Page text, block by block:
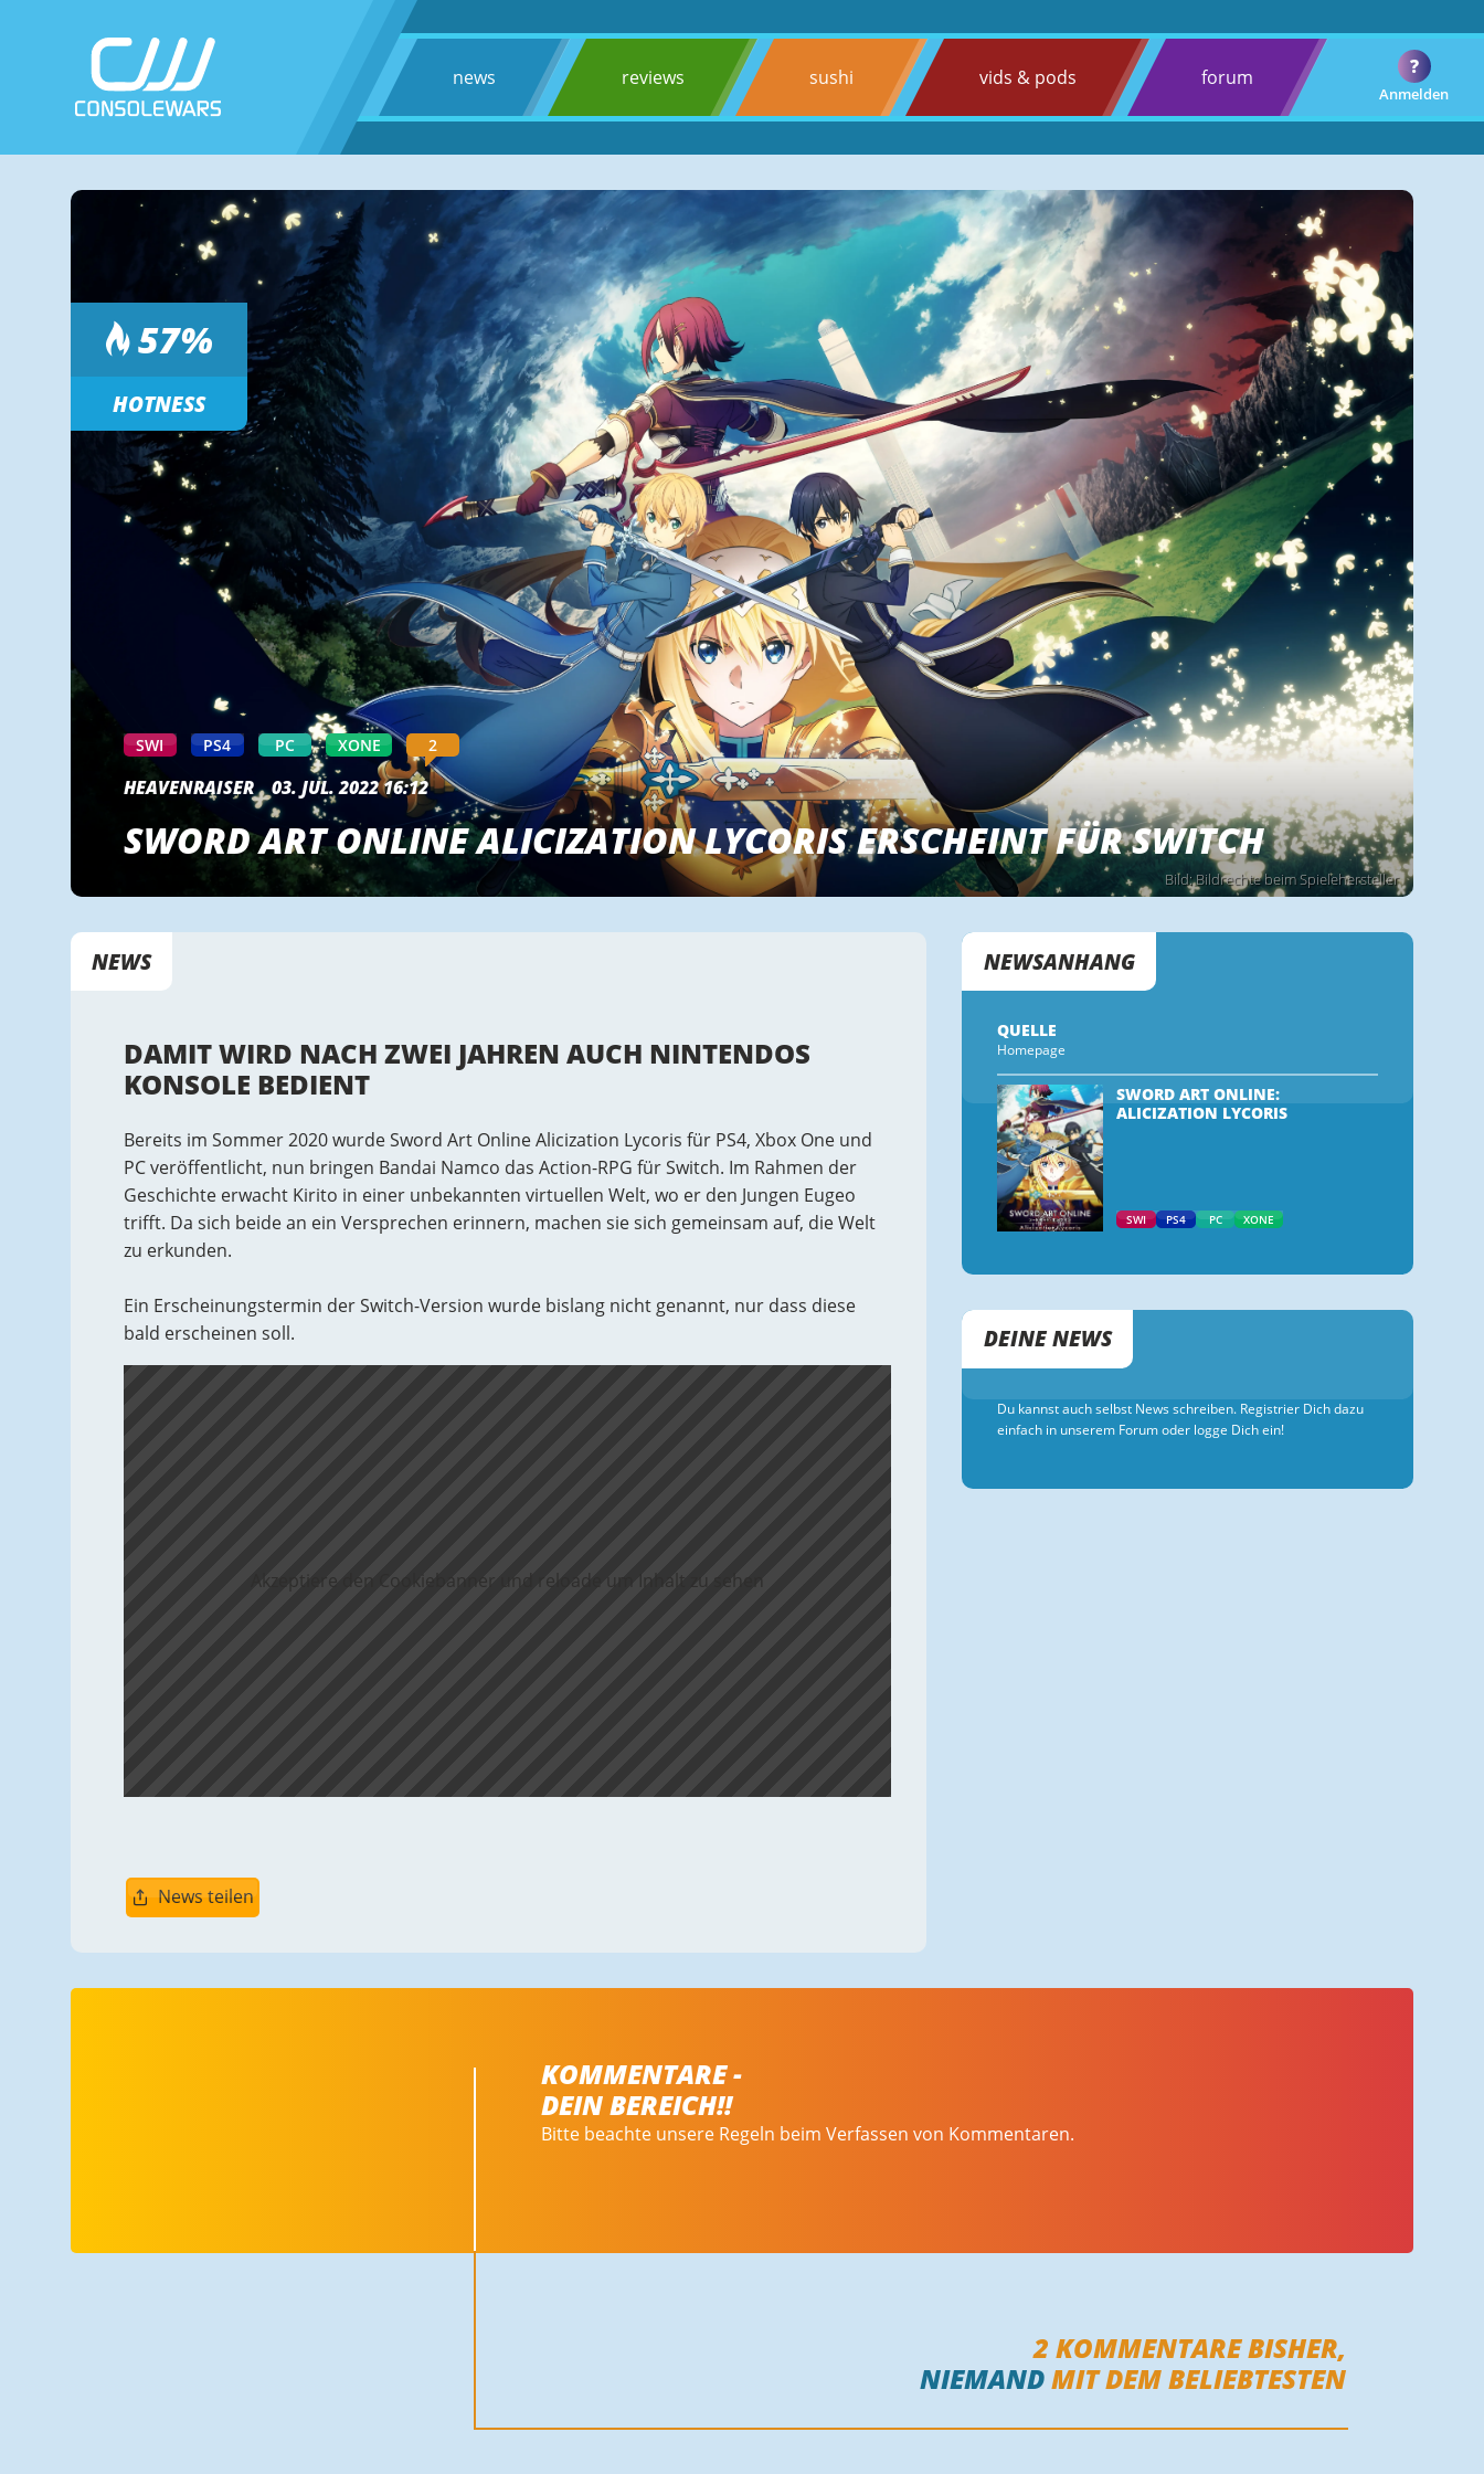
news reviews sushi vids & pods forum
Anmelden
?
Bild: Bildrechte beim Spielehersteller
57%
HOTNESS
SWI PS4 PC XONE 2
HEAVENRAISER 03. JUL. 2022 16:12
SWORD ART ONLINE ALICIZATION LYCORIS ERSCHEINT FÜR SWITCH
NEWS
DAMIT WIRD NACH ZWEI JAHREN AUCH NINTENDOS
KONSOLE BEDIENT
Bereits im Sommer 2020 wurde Sword Art Online Alicization Lycoris für PS4, Xbox One und
PC veröffentlicht, nun bringen Bandai Namco das Action-RPG für Switch. Im Rahmen der
Geschichte erwacht Kirito in einer unbekannten virtuellen Welt, wo er den Jungen Eugeo
trifft. Da sich beide an ein Versprechen erinnern, machen sie sich gemeinsam auf, die Welt
zu erkunden.
Ein Erscheinungstermin der Switch-Version wurde bislang nicht genannt, nur dass diese
bald erscheinen soll.
Akzeptiere den Cookiebanner und reloade um Inhalt zu sehen
News teilen
NEWSANHANG
QUELLE
Homepage
SWORD ART ONLINE:
ALICIZATION LYCORIS
SWI PS4 PC XONE
DEINE NEWS
Du kannst auch selbst News schreiben. Registrier Dich dazu
einfach in unserem Forum oder logge Dich ein!
KOMMENTARE -
DEIN BEREICH!!
Bitte beachte unsere Regeln beim Verfassen von Kommentaren.
2 KOMMENTARE BISHER,
NIEMANDMIT DEM BELIEBTESTEN